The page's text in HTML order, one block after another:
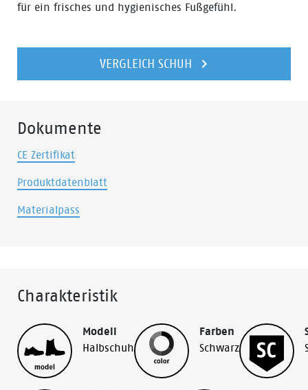
für ein frisches und hygienisches Fußgefühl.
VERGLEICH SCHUH
Dokumente
CE Zertifikat
Produktdatenblatt
Materialpass
Charakteristik
Modell
Halbschuh
Farben
Schwarz